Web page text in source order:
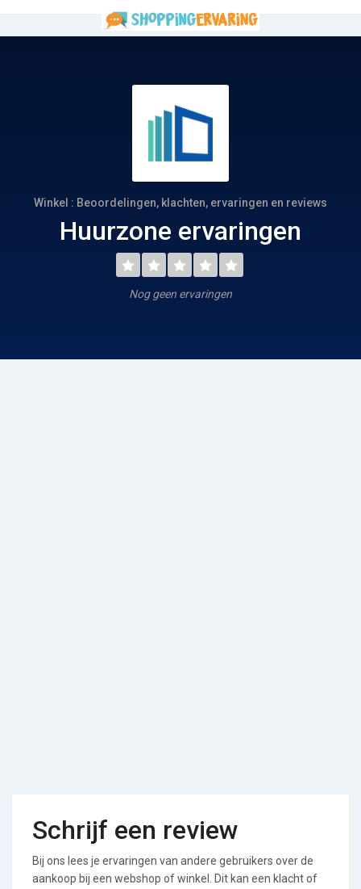
Winkel : Beoordelingen, klachten, ervaringen en reviews
Huurzone ervaringen
Nog geen ervaringen
Schrijf een review
Bij ons lees je ervaringen van andere gebruikers over de
aankoop bij een webshop of winkel. Dit kan een klacht of